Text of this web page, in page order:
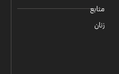
منابع
زنان